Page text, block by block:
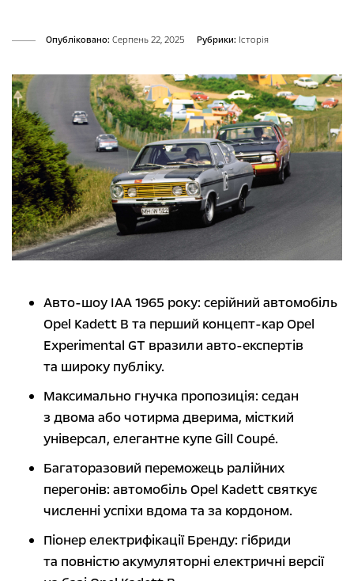
Опубліковано: Серпень 22, 2025 Рубрики: Історія
Авто-шоу IAA 1965 року: серійний автомобіль
Opel Kadett B та перший концепт-кар Opel
Experimental GT вразили авто-експертів
та широку публіку.
Максимально гнучка пропозиція: седан
з двома або чотирма дверима, місткий
універсал, елегантне купе Gill Coupé.
Багаторазовий переможець ралійних
перегонів: автомобіль Opel Kadett святкує
численні успіхи вдома та за кордоном.
Піонер електрифікації Бренду: гібриди
та повністю акумуляторні електричні версії